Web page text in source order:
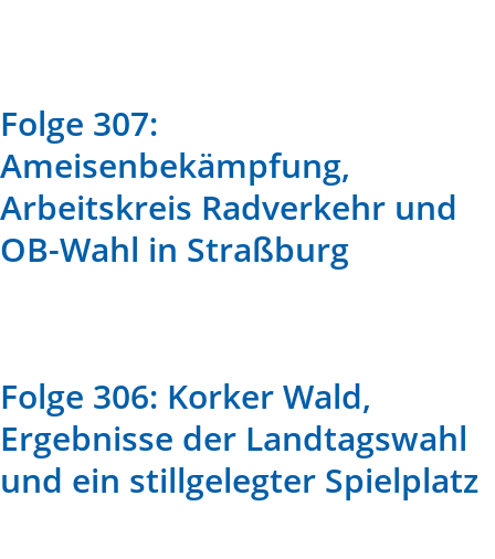
Folge 307:
Ameisenbekämpfung,
Arbeitskreis Radverkehr und
OB-Wahl in Straßburg
Folge 306: Korker Wald,
Ergebnisse der Landtagswahl
und ein stillgelegter Spielplatz